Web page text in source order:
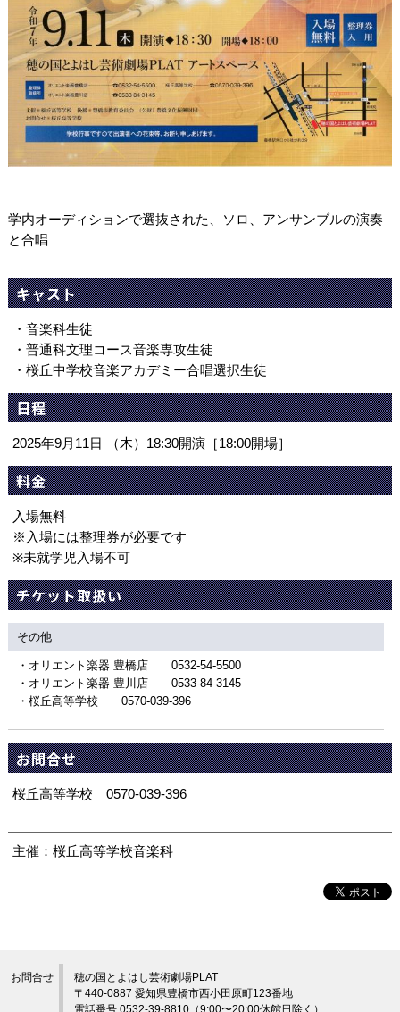
学内オーディションで選抜された、ソロ、アンサンブルの演奏
と合唱
キャスト
・音楽科生徒
・普通科文理コース音楽専攻生徒
・桜丘中学校音楽アカデミー合唱選択生徒
日程
2025年9月11日 （木）18:30開演［18:00開場］
料金
入場無料
※入場には整理券が必要です
※未就学児入場不可
チケット取扱い
その他
・オリエント楽器 豊橋店 0532-54-5500
・オリエント楽器 豊川店 0533-84-3145
・桜丘高等学校 0570-039-396
お問合せ
桜丘高等学校 0570-039-396
主催：桜丘高等学校音楽科
お問合せ
穂の国とよはし芸術劇場PLAT
〒440-0887 愛知県豊橋市西小田原町123番地
電話番号 0532-39-8810（9:00〜20:00休館日除く）